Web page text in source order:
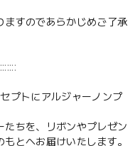
すのであらかじめご了承
プトにアルジャーノンプ
たちを、リボンやプレゼン
とへお届けいたします。